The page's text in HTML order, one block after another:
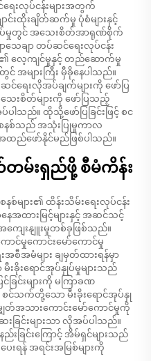
ေးလုပ်ငန်းများအတွက်
ာင်းထိုးချိတ်ဆက်မှု ပုံစံများနှင့်
းစပ်မှုတွင် အသေးစိတ်အာရုဏ်စိုက်
ေချာ တပ်ဆင်ရေးလုပ်ငန်း
၏ လေ့ကျင်မှုနှင့် တည်ဆောက်မှု
အများကြီး မှီခိုနေပါသည်။
ရေးလိုအပ်ချက်များကို ဖော်ပြ
ေးစိတ်များကို ဖော်ပြသည့်
ါသည်။ ထိုသို့ဖော်ပြခြင်းဖြင့် စင
နစ်သည် အသုံးပြုမှုကာလ
ည်ဖော်နိုင်မည်ဖြစ်ပါသည်။
တမ်းရှည်ဖို့ စီမံကိန်း
များ၏ ထိန်းသိမ်းရေးလုပ်ငန်း
နေအထားမြင့်များနှင့် အဆင်သင့်
ျေးနျူးမှုတစ်ခုဖြစ်သည်။
င်မှုကောင်းမော်ကောင်မှု
အမံများ ချမှတ်ထားရန်မှာ
းခိုးရောင်အုပ်နှုပ်မှုများသည်
င်ခြင်းများကို မကြာခဏ
သက်တို့သော မီးခိုးရောင်အုပ်နှု
ျှတ်အသားကောင်းမော်ကောင်မှုကို
ေးခြင်းများသာ လိုအပ်ပါသည်။
ည်းခြင်းကြောင့် အိမ်ရှင်များသည်
းရန် အရင်းအမြစ်များကို